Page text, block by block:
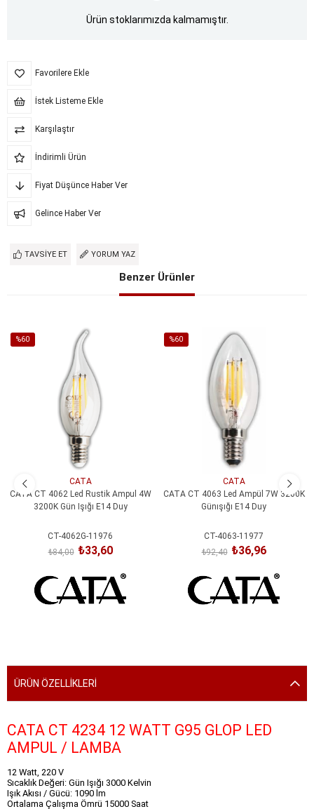
Ürün stoklarımızda kalmamıştır.
Favorilere Ekle
İstek Listeme Ekle
Karşılaştır
İndirimli Ürün
Fiyat Düşünce Haber Ver
Gelince Haber Ver
TAVSIYE ET YORUM YAZ
Benzer Ürünler
%60
CATA
CATA CT 4062 Led Rustik Ampul 4W
3200K Gün Işığı E14 Duy
CT-4062G-11976
₺33,60
₺84,00
%60
CATA
CATA CT 4063 Led Ampül 7W 3200K
Günışığı E14 Duy
CT-4063-11977
₺36,96
₺92,40
ÜRÜN ÖZELLIKLERI
CATA CT 4234 12 WATT G95 GLOP LED
AMPUL / LAMBA
12 Watt, 220 V
Sıcaklık Değeri: Gün Işığı 3000 Kelvin
Işık Akısı / Gücü: 1090 lm
Ortalama Çalışma Ömrü 15000 Saat